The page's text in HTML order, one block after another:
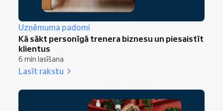
Uzņēmuma padomi
Kā sākt personīgā trenera biznesu un piesaistīt
klientus
6 min lasīšana
Lasīt rakstu